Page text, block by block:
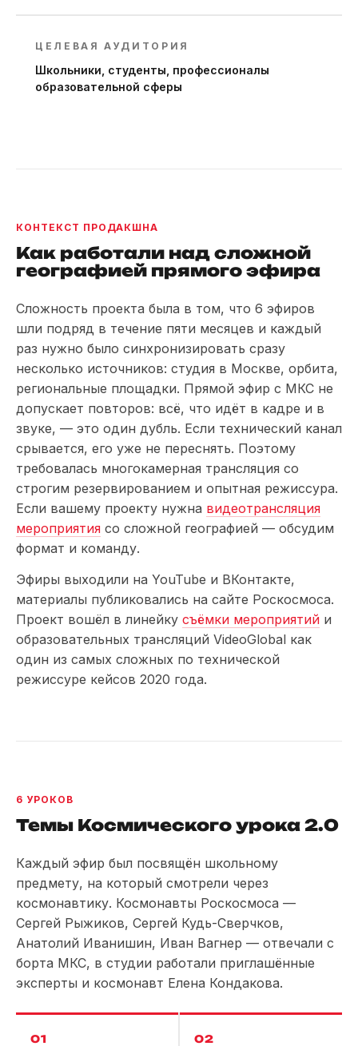
ЦЕЛЕВАЯ АУДИТОРИЯ
Школьники, студенты, профессионалы
образовательной сферы
КОНТЕКСТ ПРОДАКШНА
Как работали над сложной
географией прямого эфира
Сложность проекта была в том, что 6 эфиров
шли подряд в течение пяти месяцев и каждый
раз нужно было синхронизировать сразу
несколько источников: студия в Москве, орбита,
региональные площадки. Прямой эфир с МКС не
допускает повторов: всё, что идёт в кадре и в
звуке, — это один дубль. Если технический канал
срывается, его уже не переснять. Поэтому
требовалась многокамерная трансляция со
строгим резервированием и опытная режиссура.
Если вашему проекту нужна видеотрансляция
мероприятия со сложной географией — обсудим
формат и команду.
Эфиры выходили на YouTube и ВКонтакте,
материалы публиковались на сайте Роскосмоса.
Проект вошёл в линейку съёмки мероприятий и
образовательных трансляций VideoGlobal как
один из самых сложных по технической
режиссуре кейсов 2020 года.
6 УРОКОВ
Темы Космического урока 2.0
Каждый эфир был посвящён школьному
предмету, на который смотрели через
космонавтику. Космонавты Роскосмоса —
Сергей Рыжиков, Сергей Кудь-Сверчков,
Анатолий Иванишин, Иван Вагнер — отвечали с
борта МКС, в студии работали приглашённые
эксперты и космонавт Елена Кондакова.
01 02